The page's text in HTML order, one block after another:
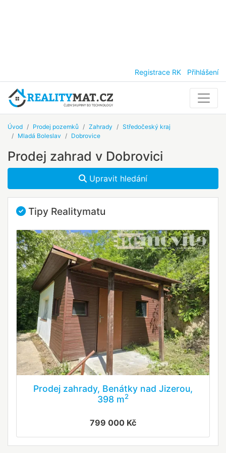
Registrace RK Přihlášení
Úvod Prodej pozemků Zahrady
Středočeský kraj
Mladá Boleslav
Dobrovice
Prodej zahrad v Dobrovici
Upravit hledání
Tipy Realitymatu
Prodej zahrady, Benátky nad Jizerou,
398 m2
799 000 Kč